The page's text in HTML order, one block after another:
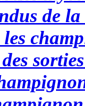
de